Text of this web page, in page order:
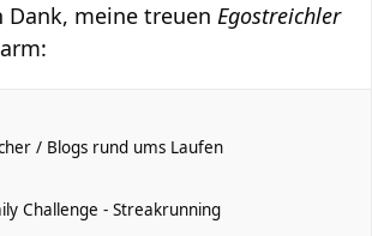
Dank, meine treuen Egostreichler
/ Blogs rund ums Laufen
Challenge - Streakrunning